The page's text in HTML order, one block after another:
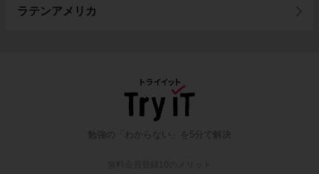
ラテンアメリカ
勉強の「わからない」を5分で解決